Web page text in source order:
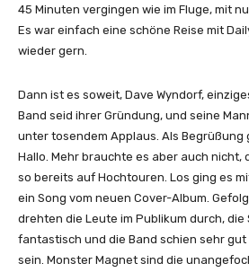
45 Minuten vergingen wie im Fluge, mit
Es war einfach eine schöne Reise mit
wieder gern.
Dann ist es soweit, Dave Wyndorf,
Band seid ihrer Gründung, und seine
unter tosendem Applaus. Als Begrüßung
Hallo. Mehr brauchte es aber auch nicht,
so bereits auf Hochtouren. Los ging es
ein Song vom neuen Cover-Album.
drehten die Leute im Publikum durch, die
fantastisch und die Band schien sehr
sein. Monster Magnet sind die